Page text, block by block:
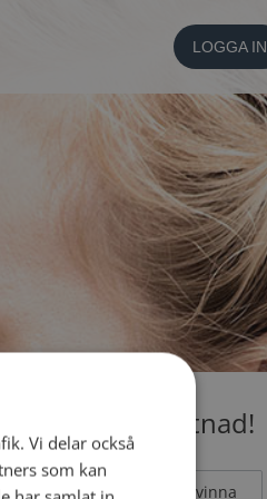
LOGGA IN
utan kostnad!
Man Kvinna
Vi delar också
som kan